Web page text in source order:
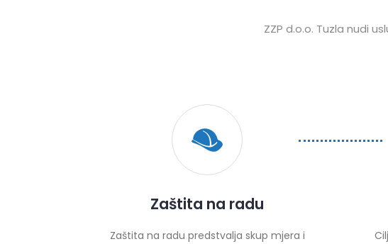
ZZP d.o.o. Tuzla nudi
Zaštita na radu
Zaštita na radu predstvalja skup mjera i